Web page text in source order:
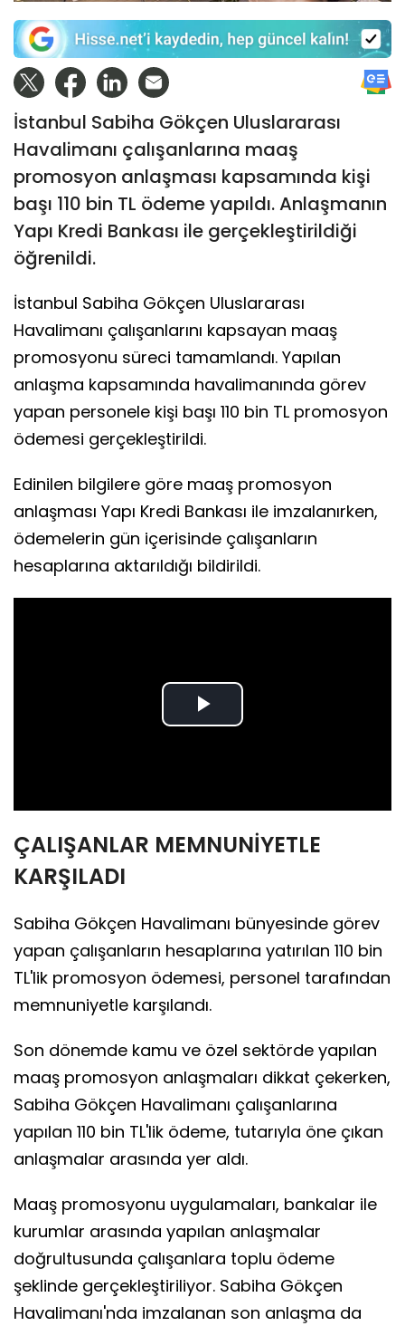
İstanbul Sabiha Gökçen Uluslararası
Havalimanı çalışanlarına maaş
promosyon anlaşması kapsamında kişi
başı 110 bin TL ödeme yapıldı. Anlaşmanın
Yapı Kredi Bankası ile gerçekleştirildiği
öğrenildi.
İstanbul Sabiha Gökçen Uluslararası
Havalimanı çalışanlarını kapsayan maaş
promosyonu süreci tamamlandı. Yapılan
anlaşma kapsamında havalimanında görev
yapan personele kişi başı 110 bin TL promosyon
ödemesi gerçekleştirildi.
Edinilen bilgilere göre maaş promosyon
anlaşması Yapı Kredi Bankası ile imzalanırken,
ödemelerin gün içerisinde çalışanların
hesaplarına aktarıldığı bildirildi.
Play
ÇALIŞANLAR MEMNUNİYETLE
KARŞILADI
Sabiha Gökçen Havalimanı bünyesinde görev
yapan çalışanların hesaplarına yatırılan 110 bin
TL'lik promosyon ödemesi, personel tarafından
memnuniyetle karşılandı.
Son dönemde kamu ve özel sektörde yapılan
maaş promosyon anlaşmaları dikkat çekerken,
Sabiha Gökçen Havalimanı çalışanlarına
yapılan 110 bin TL'lik ödeme, tutarıyla öne çıkan
anlaşmalar arasında yer aldı.
Maaş promosyonu uygulamaları, bankalar ile
kurumlar arasında yapılan anlaşmalar
doğrultusunda çalışanlara toplu ödeme
şeklinde gerçekleştiriliyor. Sabiha Gökçen
Havalimanı'nda imzalanan son anlaşma da